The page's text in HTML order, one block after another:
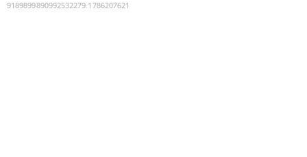
9189899890992532279:1786207621